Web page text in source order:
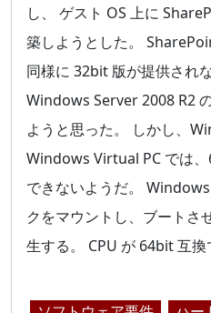
し、 ゲスト OS 上に
築しようとした。
同様に 32bit 版が提供され
Windows Server 2008 R2
ようと思った。 しかし、
Windows Virtual PC では
できないようだ。
クをマウントし、ブートさ
生する。 CPU が 64bit 互換